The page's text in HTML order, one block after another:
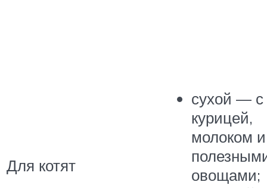
Для котят
сухой — с
курицей,
молоком и
овощами;